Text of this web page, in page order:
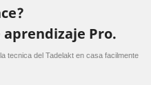
Pro.
tecnica del Tadelakt en casa facilmente